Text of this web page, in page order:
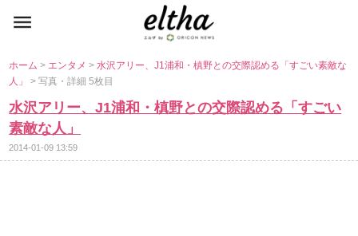
ホーム> エンタメ>水沢アリー、J1浦和・槙野との交際認める「すごい素敵な
人」> 写真・詳細 5枚目
水沢アリー、J1浦和・槙野との交際認める「すごい
素敵な人」
2014-01-09 13:59